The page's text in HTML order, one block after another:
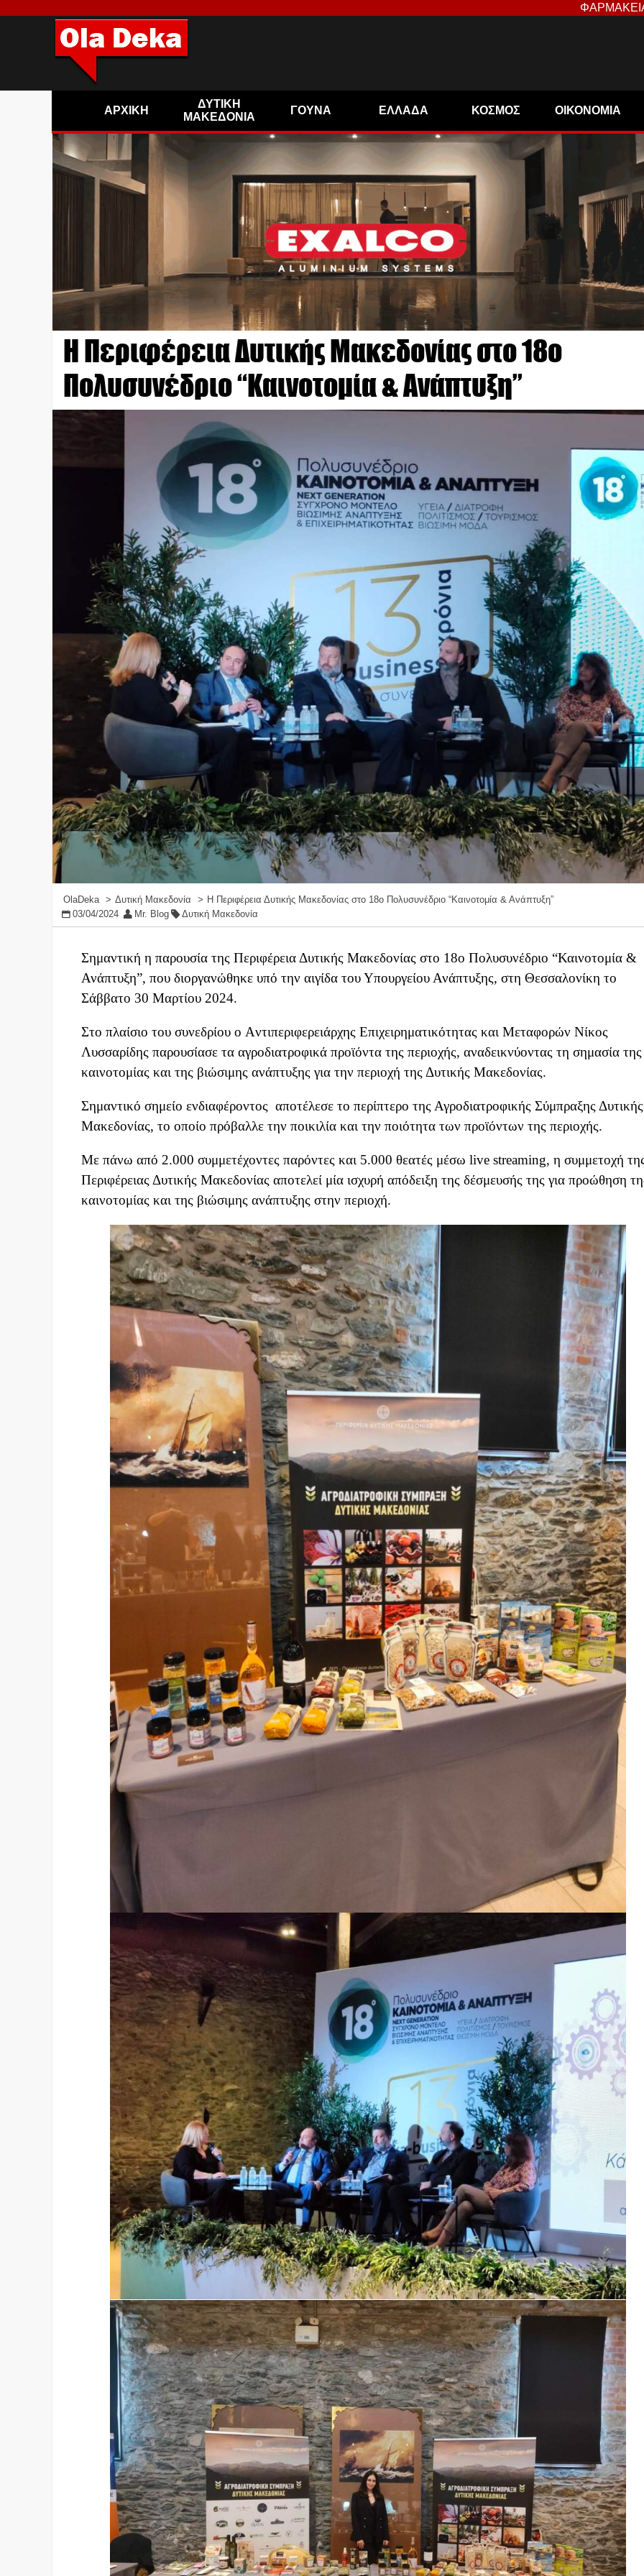
ΑΡΧΙΚΗ
ΔΥΤΙΚΗ
ΜΑΚΕΔΟΝΙΑ
ΓΟΥΝΑ ΕΛΛΑΔΑ ΚΟΣΜΟΣ ΟΙΚΟΝΟΜΙΑ
Η Περιφέρεια Δυτικής Μακεδονίας στο 18ο
Πολυσυνέδριο “Καινοτομία & Ανάπτυξη”
OlaDeka Δυτική Μακεδονία
Η Περιφέρεια Δυτικής Μακεδονίας στο 18ο Πολυσυνέδριο “Καινοτομία & Ανάπτυξη”
03/04/2024
Mr. Blog Δυτική Μακεδονία
Σημαντική η παρουσία της Περιφέρεια Δυτικής Μακεδονίας στο 18ο Πολυσυνέδριο “Καινοτομία &
Ανάπτυξη”, που διοργανώθηκε υπό την αιγίδα του Υπουργείου Ανάπτυξης, στη Θεσσαλονίκη το
Σάββατο 30 Μαρτίου 2024.
Στο πλαίσιο του συνεδρίου ο Aντιπεριφερειάρχης Eπιχειρηματικότητας και Mεταφορών Νίκος
Λυσσαρίδης παρουσίασε τα αγροδιατροφικά προϊόντα της περιοχής, αναδεικνύοντας τη σημασία της
καινοτομίας και της βιώσιμης ανάπτυξης για την περιοχή της Δυτικής Μακεδονίας.
Σημαντικό σημείο ενδιαφέροντος αποτέλεσε το περίπτερο της Αγροδιατροφικής Σύμπραξης Δυτικής
Μακεδονίας, το οποίο πρόβαλλε την ποικιλία και την ποιότητα των προϊόντων της περιοχής.
Με πάνω από 2.000 συμμετέχοντες παρόντες και 5.000 θεατές μέσω live streaming, η συμμετοχή
Περιφέρειας Δυτικής Μακεδονίας αποτελεί μία ισχυρή απόδειξη της δέσμευσής της για προώθηση
καινοτομίας και της βιώσιμης ανάπτυξης στην περιοχή.